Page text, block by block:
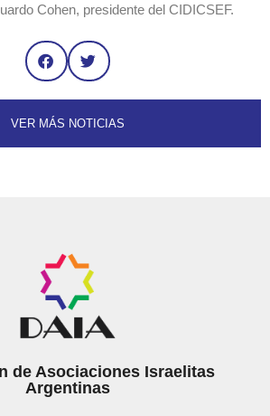
Cohen, presidente del CIDICSEF.
VER MÁS NOTICIAS
de Asociaciones Israelitas
Argentinas